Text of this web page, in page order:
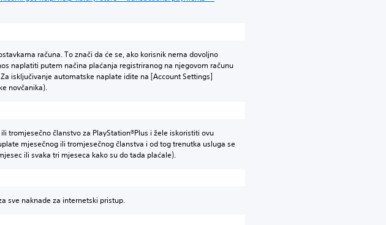
računa. To znači da će se, ako korisnik nema dovoljno
naplatiti putem načina plaćanja registriranog na njegovom računu
isključivanje automatske naplate idite na [Account Settings]
novčanika).
tromjesečno članstvo za PlayStation®Plus i žele iskoristiti ovu
mjesečnog ili tromjesečnog članstva i od tog trenutka usluga se
ili svaka tri mjeseca kako su do tada plaćale).
sve naknade za internetski pristup.